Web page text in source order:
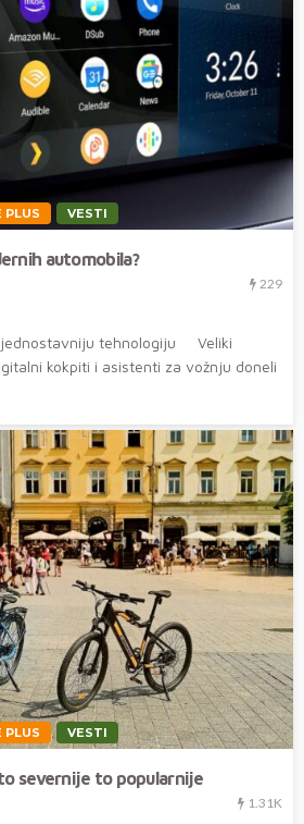
PLUS VESTI
automobila?
229
jednostavniju tehnologiju Veliki
kokpiti i asistenti za vožnju doneli
PLUS VESTI
severnije to popularnije
1.31K